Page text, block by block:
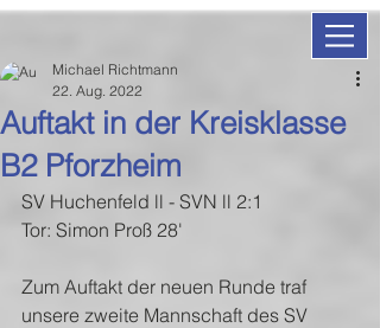
Auftakt in der Kreisklasse
B2 Pforzheim
Michael Richtmann
22. Aug. 2022
SV Huchenfeld ll - SVN ll 2:1
Tor: Simon Proß 28'
Zum Auftakt der neuen Runde traf
unsere zweite Mannschaft des SV